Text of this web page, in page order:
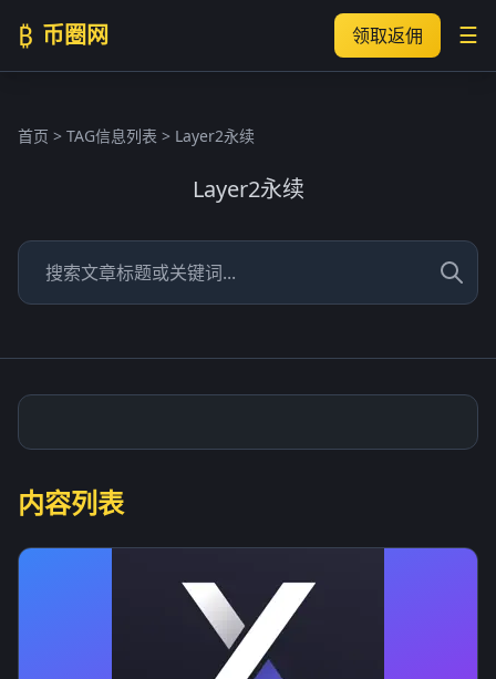
₿ 币圈网 领取返佣 ☰
首页 > TAG信息列表 > Layer2永续
Layer2永续
内容列表